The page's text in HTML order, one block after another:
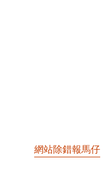
網站除錯報馬仔